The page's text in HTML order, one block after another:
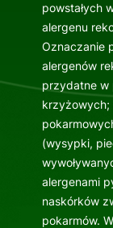
powstałych
alergenu
Oznaczanie
alergenów
przydatne w
krzyżowych;
(wysypki,
alergenami
naskórków
pokarmów.